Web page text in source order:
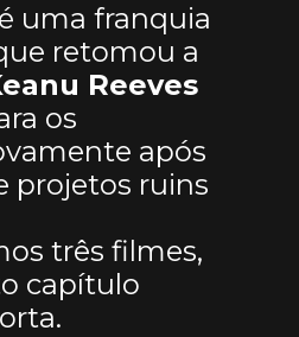
é uma franquia
retomou a
Reeves
os
após
projetos ruins
três filmes,
capítulo